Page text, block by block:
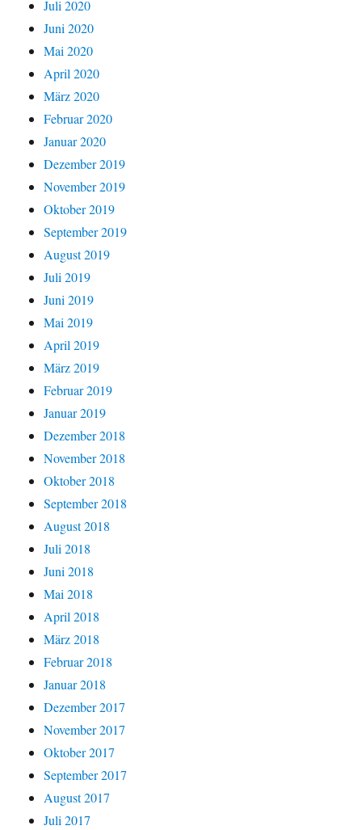
Juli 2020
Juni 2020
Mai 2020
April 2020
März 2020
Februar 2020
Januar 2020
Dezember 2019
November 2019
Oktober 2019
September 2019
August 2019
Juli 2019
Juni 2019
Mai 2019
April 2019
März 2019
Februar 2019
Januar 2019
Dezember 2018
November 2018
Oktober 2018
September 2018
August 2018
Juli 2018
Juni 2018
Mai 2018
April 2018
März 2018
Februar 2018
Januar 2018
Dezember 2017
November 2017
Oktober 2017
September 2017
August 2017
Juli 2017